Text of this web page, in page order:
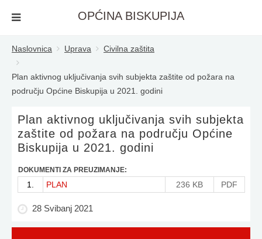
OPĆINA BISKUPIJA
Naslovnica Uprava Civilna zaštita
Plan aktivnog uključivanja svih subjekta zaštite od požara na
području Općine Biskupija u 2021. godini
Plan aktivnog uključivanja svih subjekta
zaštite od požara na području Općine
Biskupija u 2021. godini
DOKUMENTI ZA PREUZIMANJE:
1. PLAN 236 KB PDF
28 Svibanj 2021